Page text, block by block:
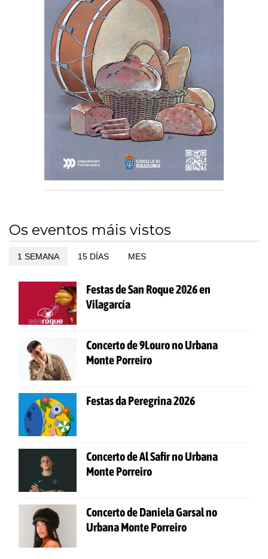
Os eventos máis vistos
1 SEMANA 15 DÍAS MES
Festas de San Roque 2026 en
Vilagarcía
Concerto de 9Louro no Urbana
Monte Porreiro
Festas da Peregrina 2026
Concerto de Al Safir no Urbana
Monte Porreiro
Concerto de Daniela Garsal no
Urbana Monte Porreiro